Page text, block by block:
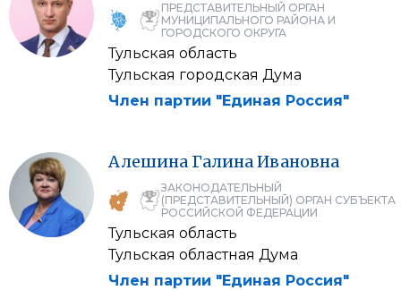
ПРЕДСТАВИТЕЛЬНЫЙ ОРГАН
МУНИЦИПАЛЬНОГО РАЙОНА И
ГОРОДСКОГО ОКРУГА
Тульская область
Тульская городская Дума
Член партии "Единая Россия"
Алешина ГалинаИвановна
ЗАКОНОДАТЕЛЬНЫЙ
(ПРЕДСТАВИТЕЛЬНЫЙ) ОРГАН СУБЪЕКТА
РОССИЙСКОЙ ФЕДЕРАЦИИ
Тульская область
Тульская областная Дума
Член партии "Единая Россия"